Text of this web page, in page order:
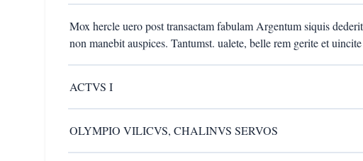
Mox hercle uero post transactam fabulam Argentum siquis
non manebit auspices. Tantumst. ualete, belle rem gerite et
ACTVS I
OLYMPIO VILICVS, CHALINVS SERVOS